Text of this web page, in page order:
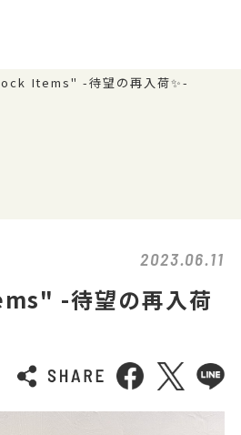
Items" -待望の再入荷✨-
2023.06.11
-待望の再入荷